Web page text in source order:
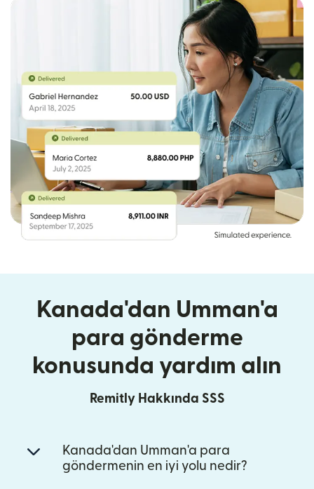
Kanada'dan Umman'a
para gönderme
konusunda yardım alın
Remitly Hakkında SSS
Kanada'dan Umman'a para
göndermenin en iyi yolu nedir?